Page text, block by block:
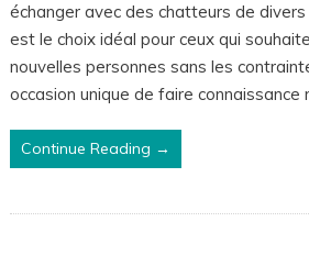
échanger avec des chatteurs de
est le choix idéal pour ceux qui
nouvelles personnes sans les
occasion unique de faire
Continue Reading →